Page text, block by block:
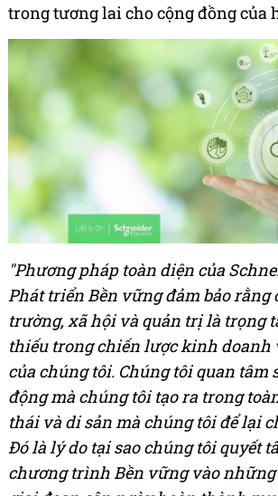
trong tương lai cho cộng đồng của
"Phương pháp toàn diện của
Phát triển Bền vững đảm bảo rằng
trường, xã hội và quản trị là trọng
thiếu trong chiến lược kinh doanh
của chúng tôi. Chúng tôi quan tâm
động mà chúng tôi tạo ra trong
thái và di sản mà chúng tôi để lại
Đó là lý do tại sao chúng tôi quyết
chương trình Bền vững vào những